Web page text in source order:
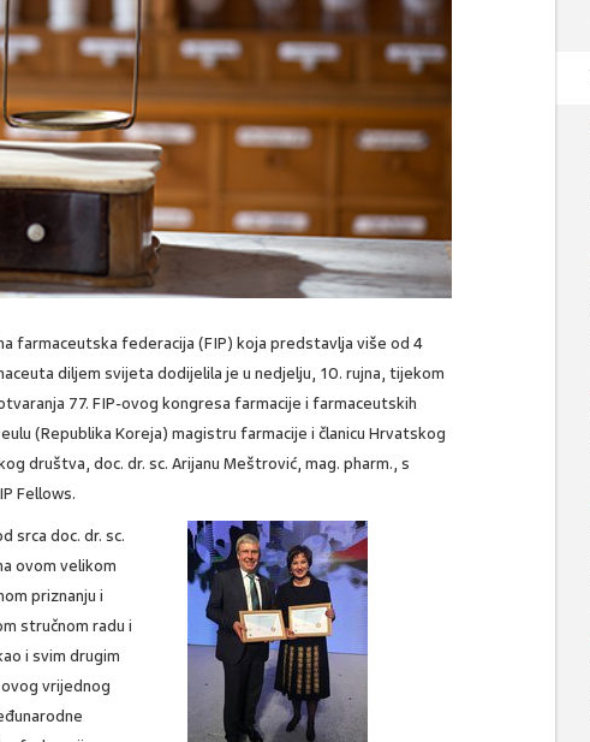
farmaceutska federacija (FIP) koja predstavlja više od 4
diljem svijeta dodijelila je u nedjelju, 10. rujna, tijekom
77. FIP-ovog kongresa farmacije i farmaceutskih
(Republika Koreja) magistru farmacije i članicu Hrvatskog
društva, doc. dr. sc. Arijanu Meštrović, mag. pharm., s
Fellows.
srca doc. dr. sc.
ovom velikom
priznanju i
stručnom radu i
i svim drugim
vrijednog